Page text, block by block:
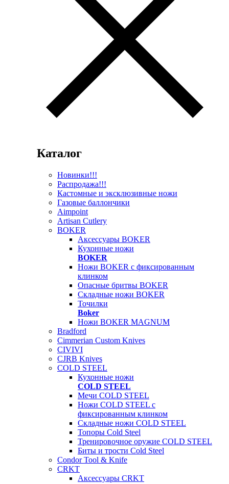
Каталог
Новинки!!!
Распродажа!!!
Кастомные и эксклюзивные ножи
Газовые баллончики
Aimpoint
Artisan Cutlery
BOKER
Аксессуары BOKER
Кухонные ножи
BOKER
Ножи BOKER с фиксированным
клинком
Опасные бритвы BOKER
Складные ножи BOKER
Точилки
Boker
Ножи BOKER MAGNUM
Bradford
Cimmerian Custom Knives
CIVIVI
CJRB Knives
COLD STEEL
Кухонные ножи
COLD STEEL
Мечи COLD STEEL
Ножи COLD STEEL с
фиксированным клинком
Складные ножи COLD STEEL
Топоры Cold Steel
Тренировочное оружие COLD STEEL
Биты и трости Cold Steel
Condor Tool & Knife
CRKT
Аксессуары CRKT